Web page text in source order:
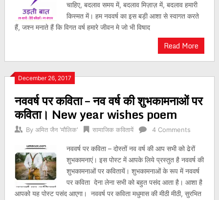
चाहिए, बदलाव समय में, बदलाव मिज़ाज़ में, बदलाव हमारी
किस्मत में। हम नववर्ष का इस बड़ी आशा से स्वागत करते
हैं, जश्न मनाते हैं कि विगत वर्ष हमारे जीवन मे जो भी विषाद
Read More
December 26, 2017
नववर्ष पर कविता – नव वर्ष की शुभकामनाओं पर
कविता। New year wishes poem
By अमित जैन 'मौलिक' सामाजिक कवितायें 4 Comments
नववर्ष पर कविता – दोस्तों नव वर्ष की आप सभी को ढेरों
शुभकामनाएं। इस पोस्ट में आपके लिये प्रस्तुत है नववर्ष की
शुभकामनाओं पर कवितायें। शुभकामनाओं के रूप में नववर्ष
पर कविता देना लेना सभी को बहुत पसंद आता है। आशा है
आपको यह पोस्ट पसंद आएगा। नववर्ष पर कविता मधुमास की मीठी मीठी, सुरभित